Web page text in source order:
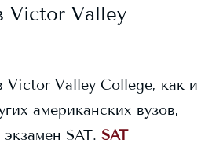
Victor Valley
Victor Valley College, как и
американских вузов,
SAT. SAT